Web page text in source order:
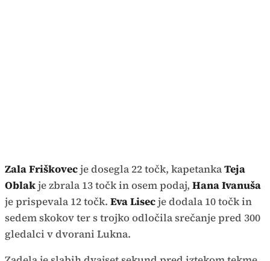
Zala Friškovecje dosegla 22 točk, kapetankaTeja
Oblakje zbrala 13 točk in osem podaj, Hana Ivanuša
je prispevala 12 točk. Eva Lisecje dodala 10 točk in
sedem skokov ter s trojko odločila srečanje pred 300
gledalci v dvorani Lukna.